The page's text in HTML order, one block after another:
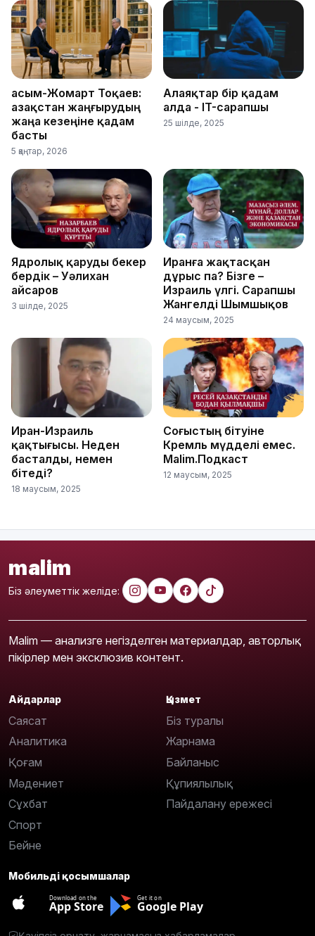
Қасым-Жомарт Тоқаев:
Қазақстан жаңғырудың
жаңа кезеңіне қадам
басты
5 қаңтар, 2026
Алаяқтар бір қадам
алда - IT-сарапшы
25 шілде, 2025
Ядролық қаруды бекер
бердік – Уәлихан
Қайсаров
3 шілде, 2025
Иранға жақтасқан
дұрыс па? Бізге –
Израиль үлгі. Сарапшы
Жангелді Шымшықов
24 маусым, 2025
Иран-Израиль
қақтығысы. Неден
басталды, немен
бітеді?
18 маусым, 2025
Соғыстың бітуіне
Кремль мүдделі емес.
Malim.Подкаст
12 маусым, 2025
malim
Біз әлеуметтік желіде:
Malim — анализге негізделген материалдар, авторлық
пікірлер мен эксклюзив контент.
Айдарлар
Саясат
Аналитика
Қоғам
Мәдениет
Сұхбат
Спорт
Бейне
Қызмет
Біз туралы
Жарнама
Байланыс
Құпиялылық
Пайдалану ережесі
Мобильді қосымшалар
Download on the
App Store
Get it on
Google Play